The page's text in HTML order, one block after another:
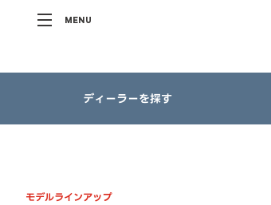
MENU
ディーラーを探す
モデルラインアップ